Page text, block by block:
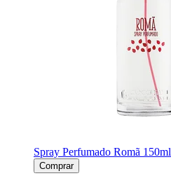
Spray Perfumado Romã 150ml
Comprar